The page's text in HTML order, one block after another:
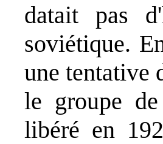
datait pas
soviétique.
une tentative
le groupe
libéré en